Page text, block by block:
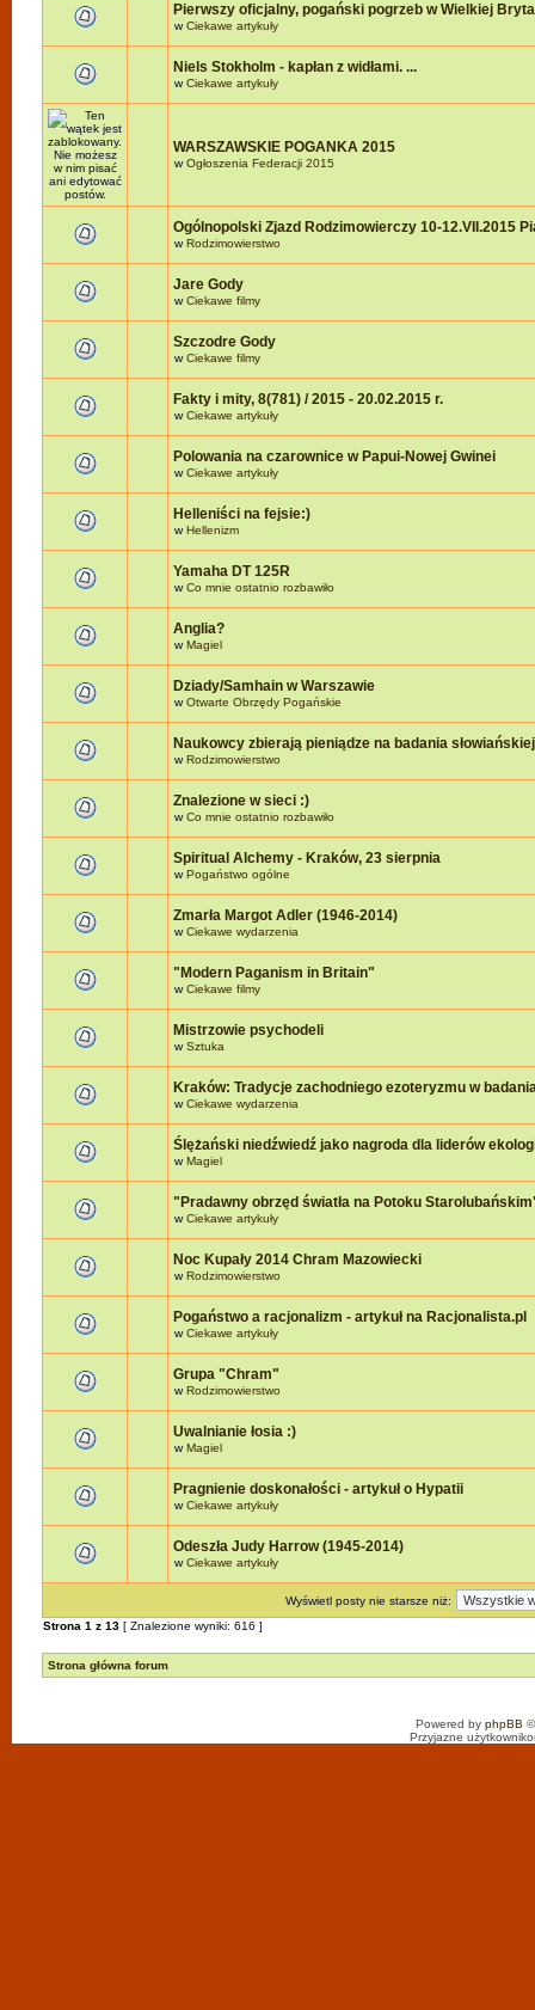
Pierwszy oficjalny, pogański pogrzeb w Wielkiej
wCiekawe artykuły
Niels Stokholm - kapłan z widłami. ...
wCiekawe artykuły
WARSZAWSKIE POGANKA 2015
wOgłoszenia Federacji 2015
Ogólnopolski Zjazd Rodzimowierczy 10-12.VII.2015
wRodzimowierstwo
Jare Gody
wCiekawe filmy
Szczodre Gody
wCiekawe filmy
Fakty i mity, 8(781) / 2015 - 20.02.2015 r.
wCiekawe artykuły
Polowania na czarownice w Papui-Nowej Gwinei
wCiekawe artykuły
Helleniści na fejsie:)
wHellenizm
Yamaha DT 125R
wCo mnie ostatnio rozbawiło
Anglia?
wMagiel
Dziady/Samhain w Warszawie
wOtwarte Obrzędy Pogańskie
Naukowcy zbierają pieniądze na badania
wRodzimowierstwo
Znalezione w sieci :)
wCo mnie ostatnio rozbawiło
Spiritual Alchemy - Kraków, 23 sierpnia
wPogaństwo ogólne
Zmarła Margot Adler (1946-2014)
wCiekawe wydarzenia
"Modern Paganism in Britain"
wCiekawe filmy
Mistrzowie psychodeli
wSztuka
Kraków: Tradycje zachodniego ezoteryzmu w
wCiekawe wydarzenia
Ślężański niedźwiedź jako nagroda dla liderów
wMagiel
"Pradawny obrzęd światła na Potoku
wCiekawe artykuły
Noc Kupały 2014 Chram Mazowiecki
wRodzimowierstwo
Pogaństwo a racjonalizm - artykuł na Racjonalista.pl
wCiekawe artykuły
Grupa "Chram"
wRodzimowierstwo
Uwalnianie łosia :)
wMagiel
Pragnienie doskonałości - artykuł o Hypatii
wCiekawe artykuły
Odeszła Judy Harrow (1945-2014)
wCiekawe artykuły
Wyświetl posty nie starsze niż:
Strona 1 z 13 [ Znalezione wyniki: 616 ]
Strona główna forum
Powered by phpBB
Przyjazne